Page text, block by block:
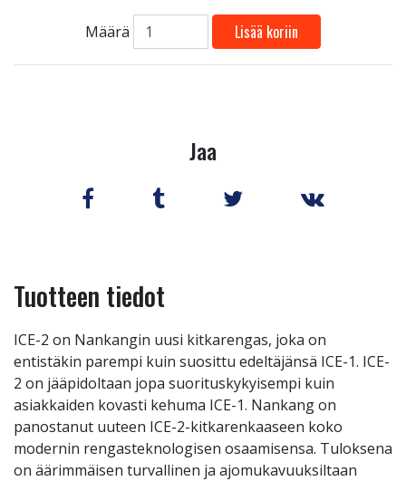
Määrä Lisää koriin
Jaa
Tuotteen tiedot
ICE-2 on Nankangin uusi kitkarengas, joka on
entistäkin parempi kuin suosittu edeltäjänsä ICE-1. ICE-
2 on jääpidoltaan jopa suorituskykyisempi kuin
asiakkaiden kovasti kehuma ICE-1. Nankang on
panostanut uuteen ICE-2-kitkarenkaaseen koko
modernin rengasteknologisen osaamisensa. Tuloksena
on äärimmäisen turvallinen ja ajomukavuuksiltaan